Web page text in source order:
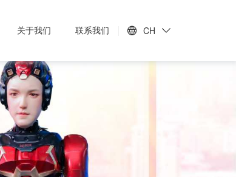
关于我们 联系我们 CH